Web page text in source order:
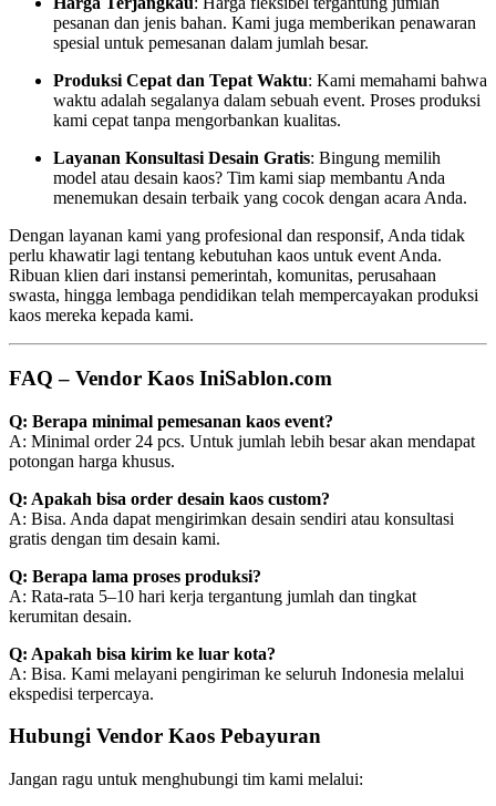
pesanan dan jenis bahan. Kami juga memberikan penawaran
spesial untuk pemesanan dalam jumlah besar.
Produksi Cepat dan Tepat Waktu: Kami memahami bahwa
waktu adalah segalanya dalam sebuah event. Proses produksi
kami cepat tanpa mengorbankan kualitas.
Layanan Konsultasi Desain Gratis: Bingung memilih
model atau desain kaos? Tim kami siap membantu Anda
menemukan desain terbaik yang cocok dengan acara Anda.
Dengan layanan kami yang profesional dan responsif, Anda tidak
perlu khawatir lagi tentang kebutuhan kaos untuk event Anda.
Ribuan klien dari instansi pemerintah, komunitas, perusahaan
swasta, hingga lembaga pendidikan telah mempercayakan produksi
kaos mereka kepada kami.
FAQ – Vendor Kaos IniSablon.com
Q: Berapa minimal pemesanan kaos event?
A: Minimal order 24 pcs. Untuk jumlah lebih besar akan mendapat
potongan harga khusus.
Q: Apakah bisa order desain kaos custom?
A: Bisa. Anda dapat mengirimkan desain sendiri atau konsultasi
gratis dengan tim desain kami.
Q: Berapa lama proses produksi?
A: Rata-rata 5–10 hari kerja tergantung jumlah dan tingkat
kerumitan desain.
Q: Apakah bisa kirim ke luar kota?
A: Bisa. Kami melayani pengiriman ke seluruh Indonesia melalui
ekspedisi terpercaya.
Hubungi Vendor Kaos Pebayuran
Jangan ragu untuk menghubungi tim kami melalui: